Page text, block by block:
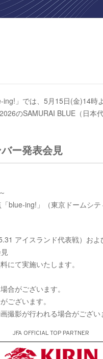
」では、5月15日(金)14
のSAMURAI BLUE（日本
ー発表会見
blue-ing!」（東京ドームシテ
アイスランド代表戦）お
にて実施いたします。
合がございます。
ございます。
撮影が行われる場合がござい
JFA OFFICIALTOP PARTNER